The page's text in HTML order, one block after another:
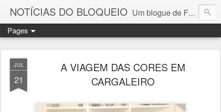
NOTÍCIAS DO BLOQUEIO Um blogue de Fernando Paulouro Neves
Pages
JUL
21
A VIAGEM DAS CORES EM
CARGALEIRO